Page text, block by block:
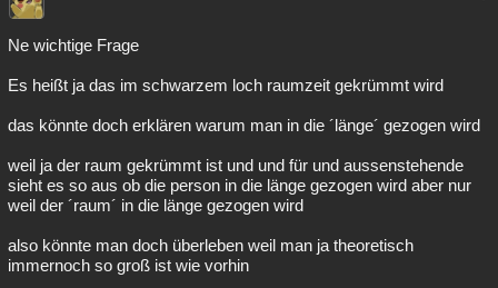
Ne wichtige Frage
Es heißt ja das im schwarzem loch raumzeit gekrümmt wird
das könnte doch erklären warum man in die ´länge´ gezogen wird
weil ja der raum gekrümmt ist und und für und aussenstehende
sieht es so aus ob die person in die länge gezogen wird aber nur
weil der ´raum´ in die länge gezogen wird
also könnte man doch überleben weil man ja theoretisch
immernoch so groß ist wie vorhin